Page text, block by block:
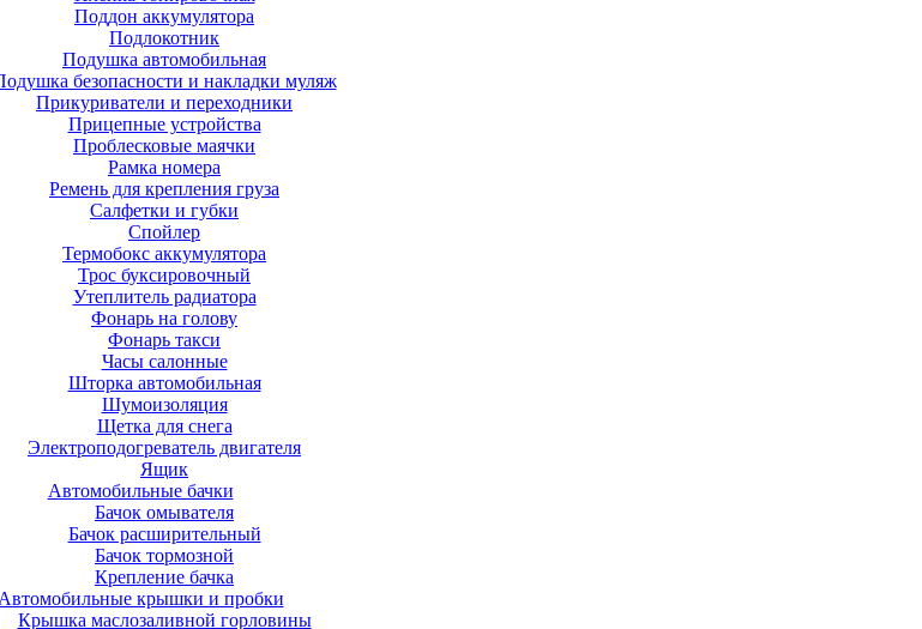
Поддон аккумулятора
Подлокотник
Подушка автомобильная
безопасности и накладки муляж
Прикуриватели и переходники
Прицепные устройства
Проблесковые маячки
Рамка номера
Ремень для крепления груза
Салфетки и губки
Спойлер
Термобокс аккумулятора
Трос буксировочный
Утеплитель радиатора
Фонарь на голову
Фонарь такси
Часы салонные
Шторка автомобильная
Шумоизоляция
Щетка для снега
Электроподогреватель двигателя
Ящик
Автомобильные бачки
Бачок омывателя
Бачок расширительный
Бачок тормозной
Крепление бачка
Автомобильные крышки и пробки
Крышка маслозаливной горловины